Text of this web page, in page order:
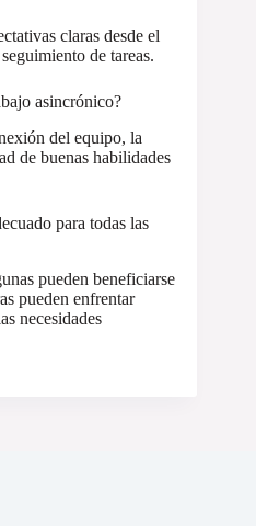
claras desde el
de tareas.
asincrónico?
del equipo, la
de buenas habilidades
para todas las
pueden beneficiarse
pueden enfrentar
necesidades